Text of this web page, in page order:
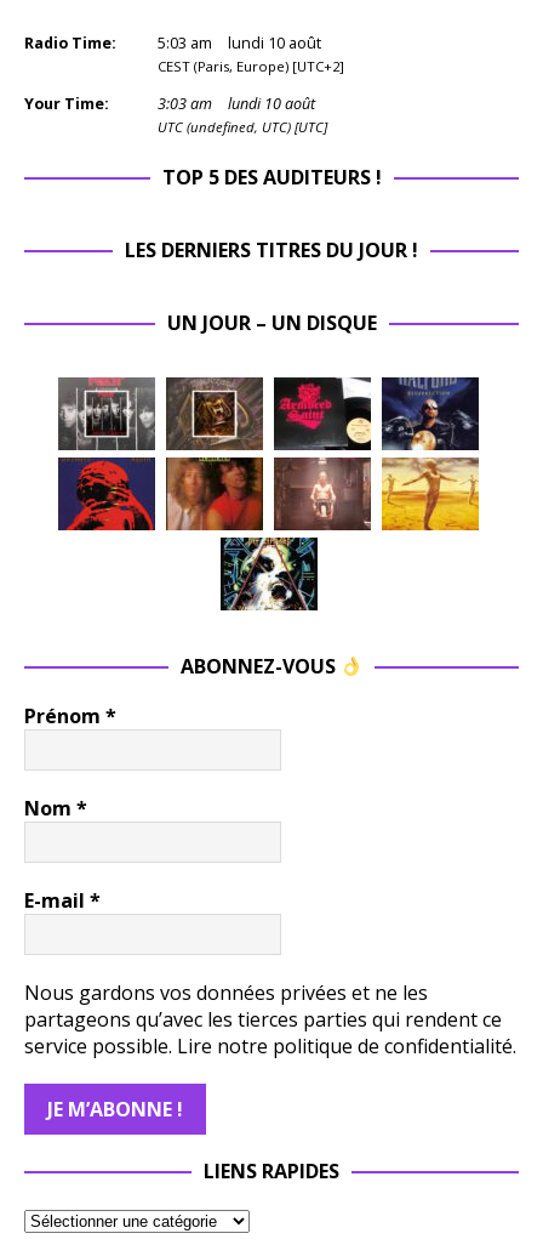
Radio Time: 5:03 am lundi 10 août
CEST (Paris, Europe) [UTC+2]
Your Time: 3:03am lundi 10 août
UTC (undefined, UTC) [UTC]
TOP 5 DES AUDITEURS !
LES DERNIERS TITRES DU JOUR !
UN JOUR – UN DISQUE
ABONNEZ-VOUS
Prénom *
Nom *
E-mail *
Nous gardons vos données privées et ne les
partageons qu’avec les tierces parties qui rendent ce
service possible. Lire notre politique de confidentialité.
LIENS RAPIDES